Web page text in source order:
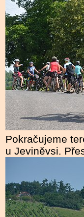
Pokračujeme
u Jeviněvsi.